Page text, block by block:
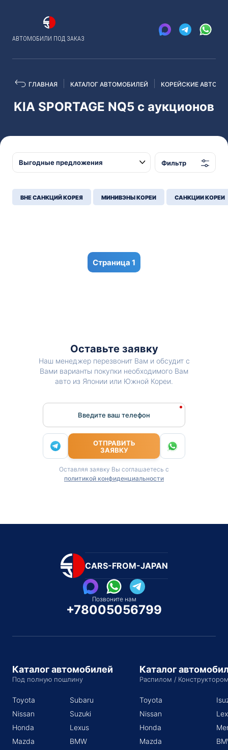
АВТОМОБИЛИ ПОД ЗАКАЗ
ГЛАВНАЯ КАТАЛОГ АВТОМОБИЛЕЙ КОРЕЙСКИЕ АВТО С
KIA SPORTAGE NQ5 с аукционов
Фильтр
ВНЕ САНКЦИЙ КОРЕЯ МИНИВЭНЫ КОРЕИ САНКЦИИ КОРЕИ
1
Оставьте заявку
Наш менеджер перезвонит Вам и обсудит с
Вами варианты покупки необходимого Вам
авто из Японии или Южной Кореи.
Введите ваш телефон
ОТПРАВИТЬ
ЗАЯВКУ
Оставляя заявку Вы соглашаетесь с
политикой конфиденциальности
CARS-FROM-JAPAN
Позвоните нам
+78005056799
Каталог автомобилей
Под полную пошлину
Toyota
Nissan
Honda
Mazda
Subaru
Suzuki
Lexus
BMW
Каталог
Распилом /
Toyota
Nissan
Honda
Mazda